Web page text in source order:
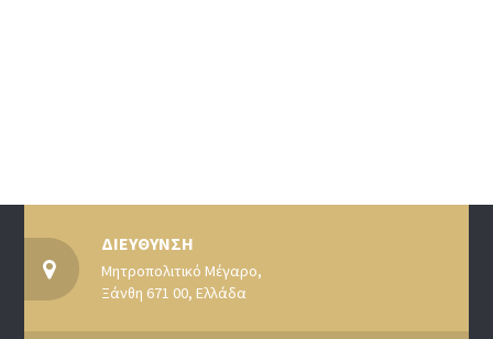
ΔΙΕΥΘΥΝΣΗ
Μητροπολιτικό Μέγαρο,
Ξάνθη 671 00, Ελλάδα